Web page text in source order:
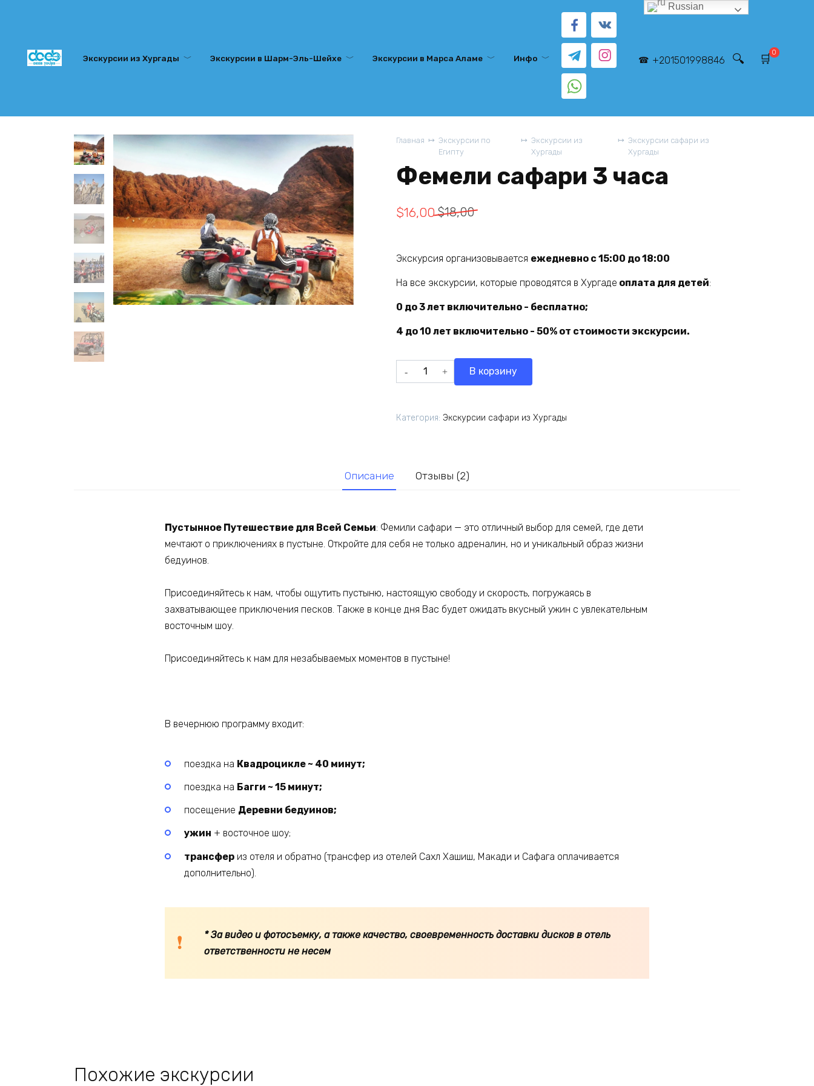
Экскурсии из Хургады Экскурсии в Шарм-Эль-Шейхе Экскурсии в Марса Аламе Инфо +201501998846
0
Главная
Экскурсии по
Египту
Экскурсии из
Хургады
Экскурсии сафари из
Хургады
Фемели сафари 3 часа
$18,00
Первоначальная
$18,00.
$16,00
Текущая
Экскурсия организовывается ежедневно с 15:00 до 18:00
На все экскурсии, которые проводятся в Хургаде оплата для детей:
0 до 3 лет включительно - бесплатно;
4 до 10 лет включительно - 50% от стоимости экскурсии.
Количество
товара
В корзину
Категория: Экскурсии сафари из Хургады
Описание Отзывы (2)
Пустынное Путешествие для Всей Семьи: Фемили сафари — это отличный выбор для семей, где дети
мечтают о приключениях в пустыне. Откройте для себя не только адреналин, но и уникальный образ жизни
бедуинов.
Присоединяйтесь к нам, чтобы ощутить пустыню, настоящую свободу и скорость, погружаясь в
захватывающее приключения песков. Также в конце дня Вас будет ожидать вкусный ужин с увлекательным
восточным шоу.
Присоединяйтесь к нам для незабываемых моментов в пустыне!
В вечернюю программу входит:
поездка на Квадроцикле ~ 40 минут;
поездка на Багги ~ 15 минут;
посещение Деревни бедуинов;
ужин + восточное шоу;
трансфер из отеля и обратно (трансфер из отелей Сахл Хашиш, Макади и Сафага оплачивается
дополнительно).
* За видео и фотосъемку, а также качество, своевременность доставки дисков в отель
ответственности не несем
Похожие экскурсии
Russian